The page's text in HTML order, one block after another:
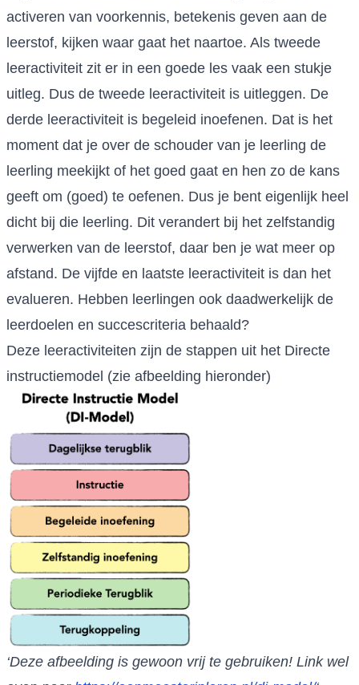
activeren van voorkennis, betekenis geven aan de
leerstof, kijken waar gaat het naartoe. Als tweede
leeractiviteit zit er in een goede les vaak een stukje
uitleg. Dus de tweede leeractiviteit is uitleggen. De
derde leeractiviteit is begeleid inoefenen. Dat is het
moment dat je over de schouder van je leerling de
leerling meekijkt of het goed gaat en hen zo de kans
geeft om (goed) te oefenen. Dus je bent eigenlijk heel
dicht bij die leerling. Dit verandert bij het zelfstandig
verwerken van de leerstof, daar ben je wat meer op
afstand. De vijfde en laatste leeractiviteit is dan het
evalueren. Hebben leerlingen ook daadwerkelijk de
leerdoelen en succescriteria behaald?
Deze leeractiviteiten zijn de stappen uit het Directe
instructiemodel (zie afbeelding hieronder)
‘Deze afbeelding is gewoon vrij te gebruiken! Link wel